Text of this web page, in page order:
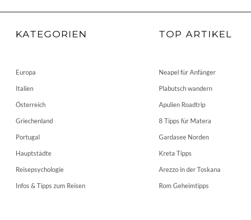
KATEGORIEN
Europa
Italien
Österreich
Griechenland
Portugal
Hauptstädte
Reisepsychologie
Infos & Tipps zum Reisen
TOP ARTIKEL
Neapel für Anfänger
Plabutsch wandern
Apulien Roadtrip
8 Tipps für Matera
Gardasee Norden
Kreta Tipps
Arezzo in der Toskana
Rom Geheimtipps